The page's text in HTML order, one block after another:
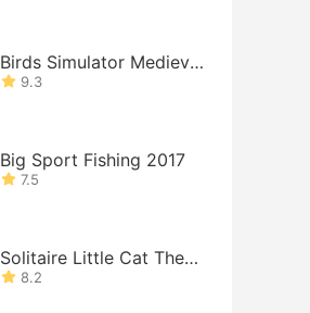
Birds Simulator Medieval
Fight
9.3
Big Sport Fishing 2017
7.5
Solitaire Little Cat Them
e
8.2